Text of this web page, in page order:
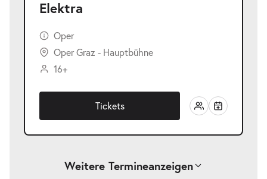
Elektra
Oper
Oper Graz - Hauptbühne
16+
Tickets
Weitere Termineanzeigen